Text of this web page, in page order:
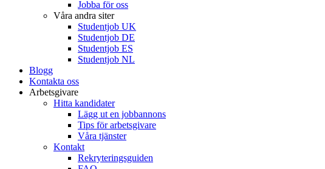
Jobba för oss
Våra andra siter
Studentjob UK
Studentjob DE
Studentjob ES
Studentjob NL
Blogg
Kontakta oss
Arbetsgivare
Hitta kandidater
Lägg ut en jobbannons
Tips för arbetsgivare
Våra tjänster
Kontakt
Rekryteringsguiden